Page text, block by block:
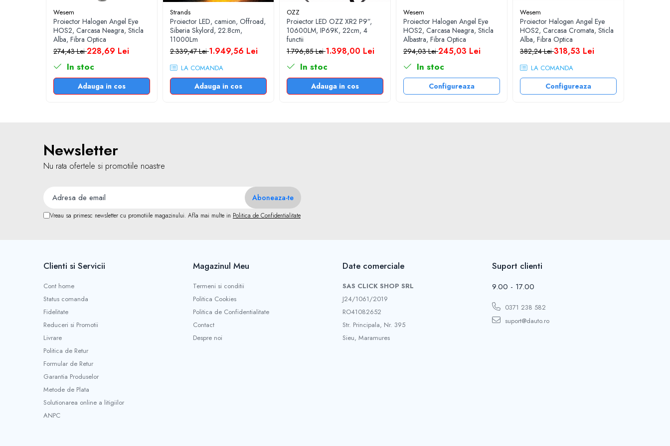
Rezistoare CANBUS LED
Stroboscoape Auto
Suporturi pentru girofare auto si
Veste Reflectorizante de
Elemente Caroserie
Oglinzi auto
Parasolare Camion – Cabina si
Electrice auto, camioane si remorci
Cabluri Multifilare Auto
Instalatii Electrice pentru Remorci
Instalatii Electrice Proiectoare
Invertoare de tensiune
Prize bricheta & USB
Conectori instalatii electrice auto, camion
Mufe si conectori auto etansi
Wesem
Proiector Halogen Angel Eye
HOS2, Carcasa Neagra, Sticla
Alba, Fibra Optica
274,43 Lei228,69 Lei
In stoc
Adauga in cos
Strands
Proiector LED, camion, Offroad,
Siberia Skylord, 22.8cm,
11000Lm
2.339,47 Lei1.949,56 Lei
LA COMANDA
Adauga in cos
OZZ
Proiector LED OZZ XR2 P9”,
10600LM, IP69K, 22cm, 4
functii
1.796,85 Lei1.398,00 Lei
In stoc
Adauga in cos
Wesem
Proiector Halogen Angel Eye
HOS2, Carcasa Neagra, Sticla
Albastra, Fibra Optica
294,03 Lei245,03 Lei
In stoc
Configureaza
Wesem
Proiector Halogen Angel Eye
HOS2, Carcasa Cromata, Sticla
Alba, Fibra Optica
382,24 Lei318,53 Lei
LA COMANDA
Configureaza
Newsletter
Nu rata ofertele si promotiile noastre
Vreau sa primesc newsletter cu promotiile magazinului. Afla mai multe in Politica de Confidentialitate
Clienti si Servicii
Cont home
Status comanda
Fidelitate
Reduceri si Promotii
Livrare
Politica de Retur
Formular de Retur
Garantia Produselor
Metode de Plata
Solutionarea online a litigiilor
ANPC
Magazinul Meu
Termeni si conditii
Politica Cookies
Politica de Confidentialitate
Contact
Despre noi
Date comerciale
SAS CLICK SHOP SRL
J24/1061/2019
RO41082652
Str. Principala, Nr. 395
Sieu, Maramures
Suport clienti
9.00 - 17.00
0371 238 582
suport@dauto.ro